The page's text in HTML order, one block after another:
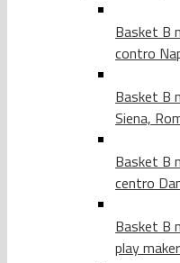
Basket B
contro
Basket B
Siena,
Basket B
centro
Basket B
play